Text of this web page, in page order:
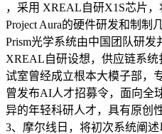
，采用 XREAL自研X1S芯片，
Project Aura的硬件研发和制制
Prism光学系统由中国团队研
XREAL自研设想，供应链系统
试室曾经成立根本大模子部，
曾发布AI人才招募令，面向全
异的年轻科研人才，具有原创
3、摩尔线日，将初次系统阐